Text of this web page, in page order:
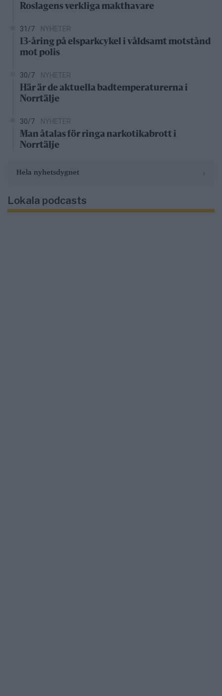
Roslagens verkliga makthavare
31/7 NYHETER
13-åring på elsparkcykel i våldsamt motstånd
mot polis
30/7 NYHETER
Här är de aktuella badtemperaturerna i
Norrtälje
30/7 NYHETER
Man åtalas för ringa narkotikabrott i
Norrtälje
Hela nyhetsdygnet
Lokala podcasts